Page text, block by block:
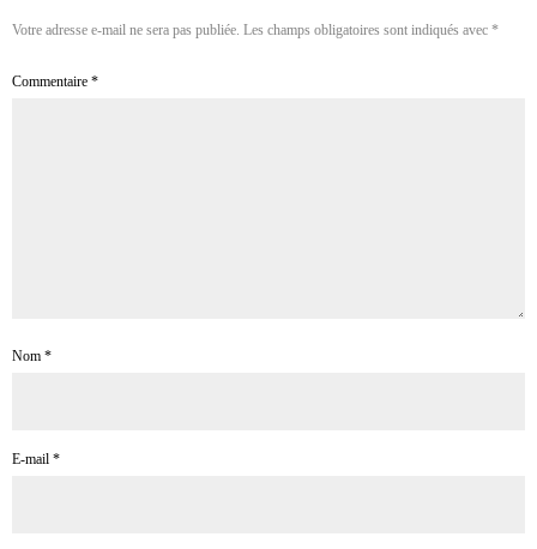
Votre adresse e-mail ne sera pas publiée. Les champs obligatoires sont indiqués avec *
Commentaire *
Nom *
E-mail *